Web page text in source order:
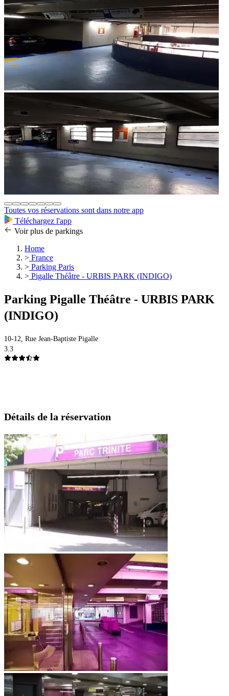
Toutes vos réservations sont dans notre app
Téléchargez l'app
Voir plus de parkings
Home
> France
> Parking Paris
> Pigalle Théâtre - URBIS PARK (INDIGO)
Parking Pigalle Théâtre - URBIS PARK
(INDIGO)
10-12, Rue Jean-Baptiste Pigalle
3.3
Détails de la réservation